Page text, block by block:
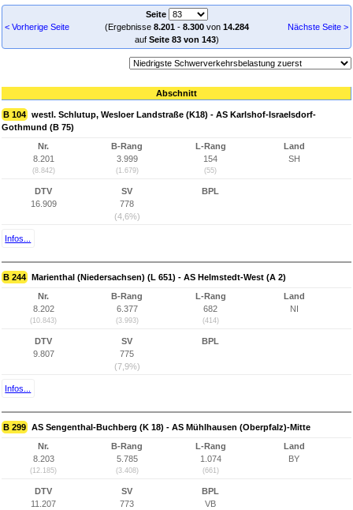
< Vorherige Seite
Seite
(Ergebnisse 8.201- 8.300von 14.284
auf Seite 83 von 143)
Nächste Seite >
Abschnitt
B 104 westl. Schlutup, Wesloer Landstraße (K18) - AS Karlshof-Israelsdorf-
Gothmund (B 75)
Nr.
8.201
(8.842)
B-Rang
3.999
(1.679)
L-Rang
154
(55)
Land
SH
DTV
16.909
SV
778
(4,6%)
BPL
Infos...
B 244 Marienthal (Niedersachsen) (L 651) - AS Helmstedt-West (A 2)
Nr.
8.202
(10.843)
B-Rang
6.377
(3.993)
L-Rang
682
(414)
Land
NI
DTV
9.807
SV
775
(7,9%)
BPL
Infos...
B 299 AS Sengenthal-Buchberg (K 18) - AS Mühlhausen (Oberpfalz)-Mitte
Nr.
8.203
(12.185)
B-Rang
5.785
(3.408)
L-Rang
1.074
(661)
Land
BY
DTV
11.207
SV
773
BPL
VB